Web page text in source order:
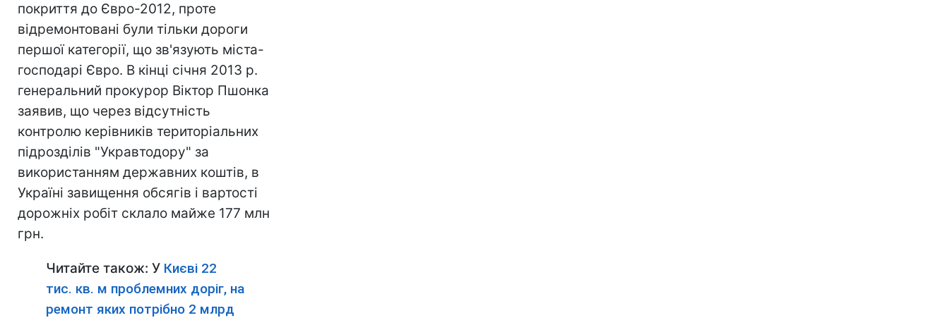
покриття до Євро-2012, проте
відремонтовані були тільки дороги
першої категорії, що зв'язують міста-
господарі Євро. В кінці січня 2013 р.
генеральний прокурор Віктор Пшонка
заявив, що через відсутність
контролю керівників територіальних
підрозділів "Укравтодору" за
використанням державних коштів, в
Україні завищення обсягів і вартості
дорожніх робіт склало майже 177 млн ​​
грн.
Читайте також: У Києві 22
тис. кв. м проблемних доріг, на
ремонт яких потрібно 2 млрд